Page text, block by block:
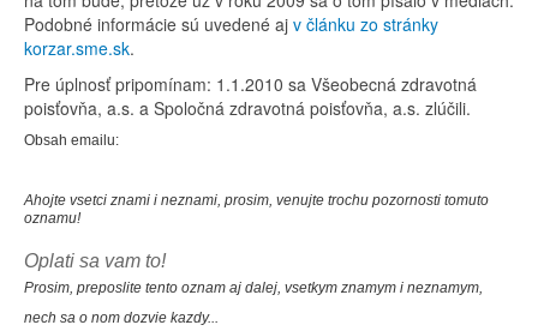
Podobné informácie sú uvedené aj v článku zo stránky
korzar.sme.sk.
Pre úplnosť pripomínam: 1.1.2010 sa Všeobecná zdravotná
poisťovňa, a.s. a Spoločná zdravotná poisťovňa, a.s. zlúčili.
Obsah emailu:
Ahojte vsetci znami i neznami, prosim, venujte trochu pozornosti tomuto
oznamu!
Oplati sa vam to!
Prosim, preposlite tento oznam aj dalej, vsetkym znamym i neznamym,
nech sa o nom dozvie kazdy...